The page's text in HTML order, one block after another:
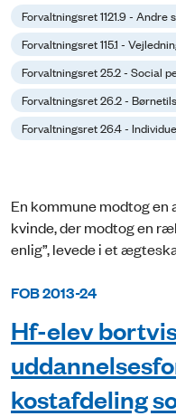
Forvaltningsret 1121.9 - Andre
Forvaltningsret 115.1 -
Forvaltningsret 25.2 - Social
Forvaltningsret 26.2 -
Forvaltningsret 26.4 -
En kommune modtog en
kvinde, der modtog en
enlig”, levede i et
FOB 2013-24
Hf-elev
kostafdeling